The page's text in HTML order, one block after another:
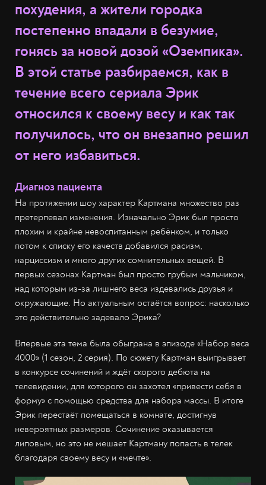
похудения, а жители городка
постепенно впадали в безумие,
гонясь за новой дозой «Оземпика».
В этой статье разбираемся, как в
течение всего сериала Эрик
относился к своему весу и как так
получилось, что он внезапно решил
от него избавиться.
Диагноз пациента
На протяжении шоу характер Картмана множество раз
претерпевал изменения. Изначально Эрик был просто
плохим и крайне невоспитанным ребёнком, и только
потом к списку его качеств добавился расизм,
нарциссизм и много других сомнительных вещей. В
первых сезонах Картман был просто грубым мальчиком,
над которым из-за лишнего веса издевались друзья и
окружающие. Но актуальным остаётся вопрос: насколько
это действительно задевало Эрика?
Впервые эта тема была обыграна в эпизоде «Набор веса
4000» (1 сезон, 2 серия). По сюжету Картман выигрывает
в конкурсе сочинений и ждёт скорого дебюта на
телевидении, для которого он захотел «привести себя в
форму» с помощью средства для набора массы. В итоге
Эрик перестаёт помещаться в комнате, достигнув
невероятных размеров. Сочинение оказывается
липовым, но это не мешает Картману попасть в телек
благодаря своему весу и «мечте».